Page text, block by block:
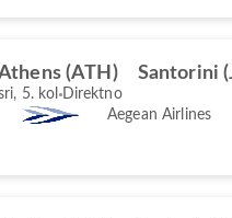
(ATH) Santorini
5. kol Direktno
Aegean Airlines